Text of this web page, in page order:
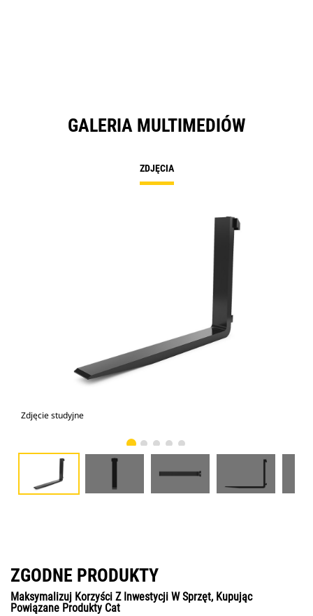
GALERIA MULTIMEDIÓW
ZDJĘCIA
Zdjęcie studyjne
ZGODNE PRODUKTY
Maksymalizuj Korzyści Z Inwestycji W Sprzęt, Kupując
Powiązane Produkty Cat